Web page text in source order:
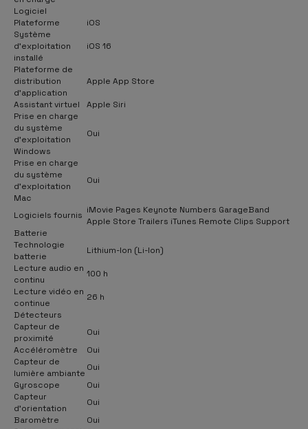
Logiciel
Plateforme
iOS
Système
d'exploitation
installé
iOS 16
Plateforme de
distribution
d'application
Apple App Store
Assistant virtuel
Apple Siri
Prise en charge
du système
d'exploitation
Windows
Oui
Prise en charge
du système
d'exploitation
Mac
Oui
Logiciels fournis iMovie Pages Keynote Numbers GarageBand
Apple Store Trailers iTunes Remote Clips Support
Batterie
Technologie
batterie
Lithium-Ion (Li-Ion)
Lecture audio en
continu
100 h
Lecture vidéo en
continue
26 h
Détecteurs
Capteur de
proximité
Oui
Accéléromètre
Oui
Capteur de
lumière ambiante
Oui
Gyroscope
Oui
Capteur
d'orientation
Oui
Baromètre
Oui